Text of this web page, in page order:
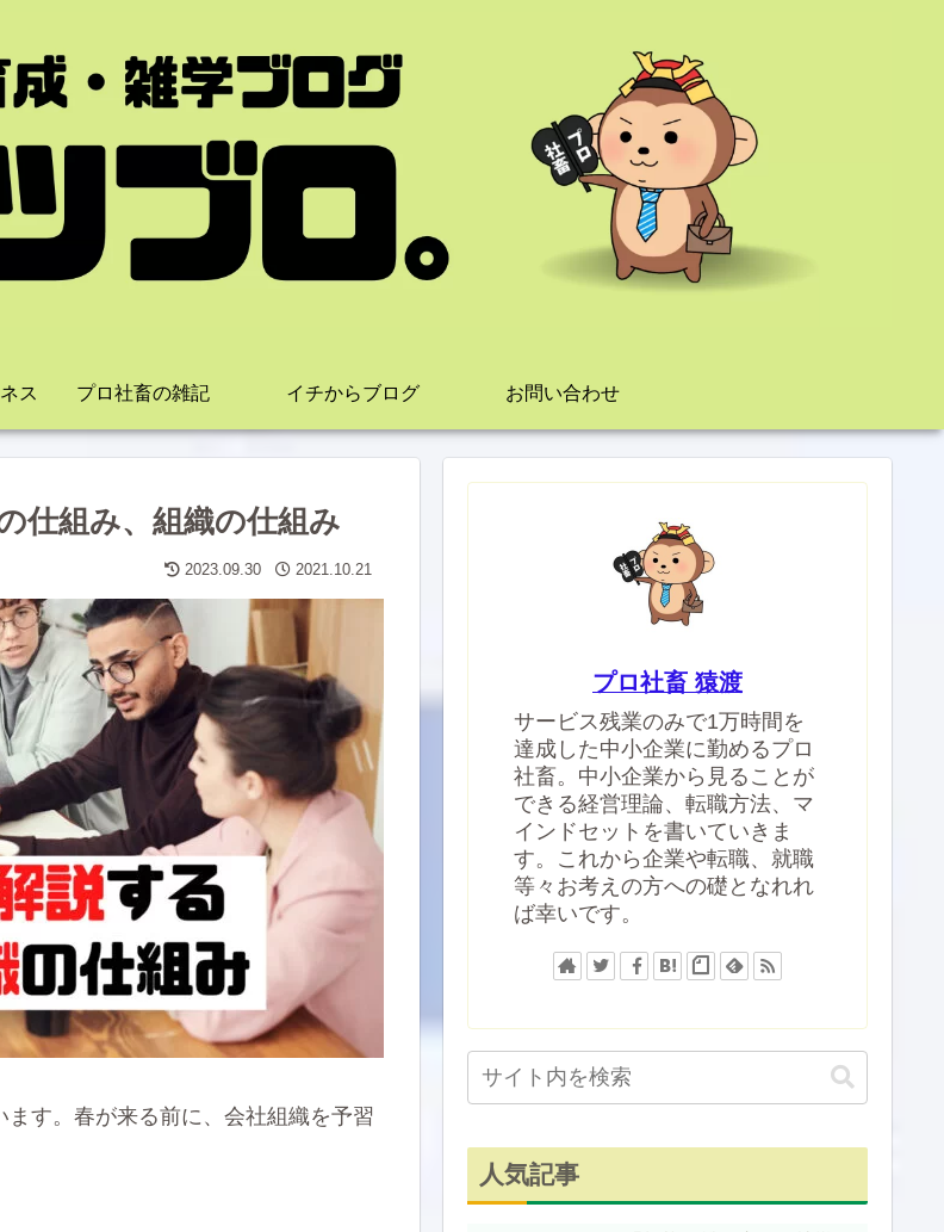
ス プロ社畜の雑記 イチからブログ お問い合わせ
仕組み、組織の仕組み
2023.09.30 2021.10.21
す。春が来る前に、会社組織を予習
プロ社畜 猿渡
サービス残業のみで1万時間を
達成した中小企業に勤めるプロ
社畜。中小企業から見ることが
できる経営理論、転職方法、マ
インドセットを書いていきま
す。これから企業や転職、就職
等々お考えの方への礎となれれ
ば幸いです。
人気記事